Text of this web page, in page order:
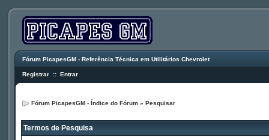
Fórum PicapesGM - Referência Técnica em Utilitários Chevrolet
Registrar :: Entrar
Fórum PicapesGM - Índice do Fórum » Pesquisar
Termos de Pesquisa